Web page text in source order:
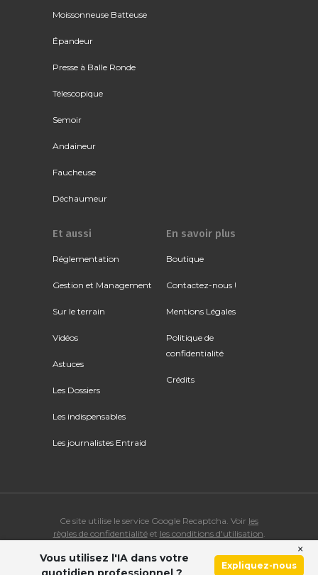
Moissonneuse Batteuse
Épandeur
Presse à Balle Ronde
Télescopique
Semoir
Andaineur
Faucheuse
Déchaumeur
Et aussi
Réglementation
Gestion et Management
Sur le terrain
Vidéos
Astuces
Les Dossiers
Les indispensables
Les journalistes Entraid
En savoir plus
Boutique
Contactez-nous !
Mentions Légales
Politique de
confidentialité
Crédits
Ce site utilise le service Google Recaptcha. Voir les
règles de confidentialitéet les conditions d'utilisation
© Copyright 2026 ENTRAID. Tous droits réservés.
Vous utilisez l'IA dans votre
Expliquez-nous
×